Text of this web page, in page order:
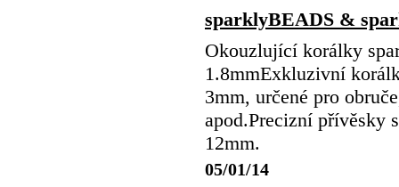
sparklyBEADS &
Okouzlující korálky
1.8mmExkluzivní
3mm, určené pro
apod.Precizní přívěsky
12mm.
05/01/14